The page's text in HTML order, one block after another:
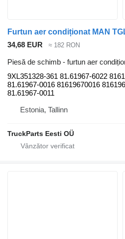
34,68 EUR ≈ 182 RON
Piesă de schimb - furtun aer
9XL351328-361 81.61967-6022
81.61967-0016 81619670016
81.61967-0011
Estonia, Tallinn
TruckParts Eesti OÜ